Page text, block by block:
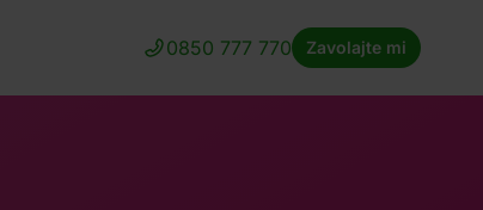
0850 777 770 Zavolajte mi